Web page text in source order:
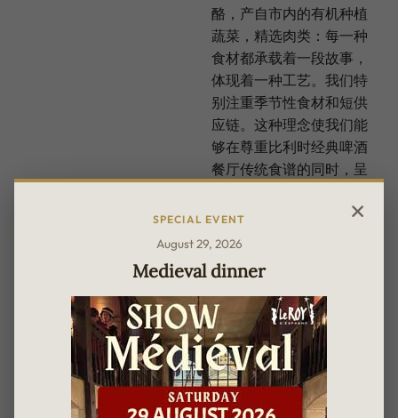
酪，产自市内的有机种植
蔬菜，精选肉类：每一种
食材都承载着一段故事，
体现着一种工艺。我们特
别注重季节性食材和短供
应链。这种理念使我们能
够在尊重比利时经典啤酒
餐厅传统食谱的同时，呈
SPECIAL EVENT
August 29, 2026
Medieval dinner